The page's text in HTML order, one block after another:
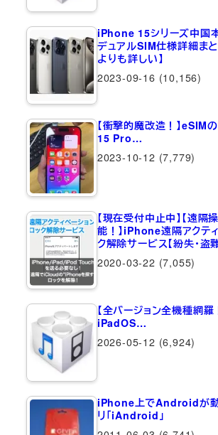
iPhone 15シリーズ中国
デュアルSIM仕様詳細ま
よりも詳しい】
2023-09-16 (10,156)
【衝撃的魔改造！】eSIM
15 Pro…
2023-10-12 (7,779)
【現在受付中止中】【遠隔
能！】iPhone遠隔アクテ
ク解除サービス【紛失・盗
2020-03-22 (7,055)
【全バージョン全機種網
iPadOS…
2026-05-12 (6,924)
iPhone上でAndroidが動
リ「iAndroid」